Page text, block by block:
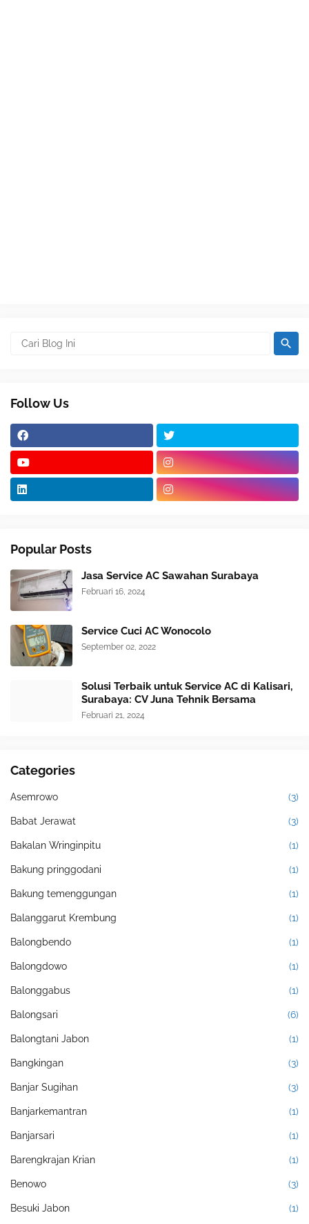
Follow Us
Popular Posts
Jasa Service AC Sawahan Surabaya
Februari 16, 2024
Service Cuci AC Wonocolo
September 02, 2022
Solusi Terbaik untuk Service AC di Kalisari,
Surabaya: CV Juna Tehnik Bersama
Februari 21, 2024
Categories
Asemrowo (3)
Babat Jerawat (3)
Bakalan Wringinpitu (1)
Bakung pringgodani (1)
Bakung temenggungan (1)
Balanggarut Krembung (1)
Balongbendo (1)
Balongdowo (1)
Balonggabus (1)
Balongsari (6)
Balongtani Jabon (1)
Bangkingan (3)
Banjar Sugihan (3)
Banjarkemantran (1)
Banjarsari (1)
Barengkrajan Krian (1)
Benowo (3)
Besuki Jabon (1)